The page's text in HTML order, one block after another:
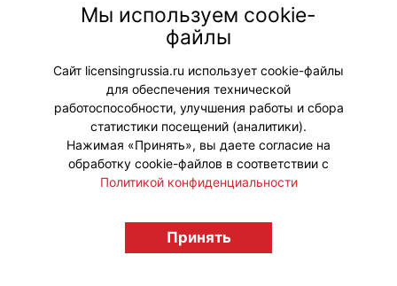
Исследование охватывает более 20
категорий – от бытовой химии до
электроинструментов и крупной
техники.
#Тренды
licensingrussia.ru, 2009-2026 12+
Мы используем cookie-
файлы
Сайт licensingrussia.ru использует cookie-файлы
для обеспечения технической
работоспособности, улучшения работы и сбора
статистики посещений (аналитики).
Нажимая «Принять», вы даете согласие на
обработку cookie-файлов в соответствии с
Политикой конфиденциальности
Принять